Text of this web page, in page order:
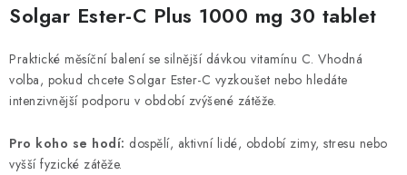
Solgar Ester-C Plus 1000 mg 30 tablet
Praktické měsíční balení se silnější dávkou vitamínu C. Vhodná
volba, pokud chcete Solgar Ester-C vyzkoušet nebo hledáte
intenzivnější podporu v období zvýšené zátěže.
Pro koho se hodí: dospělí, aktivní lidé, období zimy, stresu nebo
vyšší fyzické zátěže.